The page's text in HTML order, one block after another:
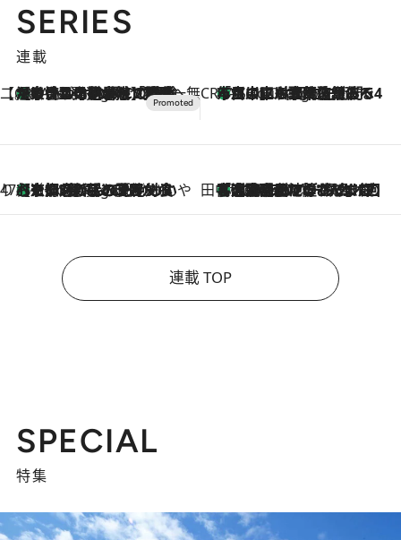
SERIES
連載
【CREA×星野リゾート】唯一無二。癒しと発見が待つ場所へ
6 Hours Ago
【トンボの足水浴】ヒノキの香りに包まれて涼感マックス！約13℃の湧水かけ流しを避暑地「星野温泉 トンボの湯」で体験 CREA'S CHOICE
8 Hours Ago
「立川にも歌舞伎があるんだよ」 片岡仁左衛門・市川中車ら豪華座組みで4年目の立川立飛歌舞伎へ
47都道府県の手みやげ ひんやりスイーツで夏を満喫
8 Hours Ago
【京都府】この夏絶対食べたい 冷やしておいしいおやつ3選 ひと口目から心を掴む新緑のテリーヌ 田中稲の勝手に再ブーム
2026.8.7
「湘南乃風に憧れて」観客大盛上がりの“タオル回し”に、ラッパー顔負けの高速歌唱まで…さだまさし（74）のアグレッシブすぎる現在地
連載 TOP
SPECIAL
特集